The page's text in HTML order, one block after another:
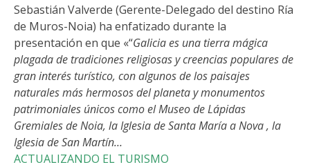
Sebastián Valverde (Gerente-Delegado del destino Ría
de Muros-Noia) ha enfatizado durante la
presentación en que «“Galicia es una tierra mágica
plagada de tradiciones religiosas y creencias populares de
gran interés turístico, con algunos de los paisajes
naturales más hermosos del planeta y monumentos
patrimoniales únicos como el Museo de Lápidas
Gremiales de Noia, la Iglesia de Santa María a Nova , la
Iglesia de San Martín…
ACTUALIZANDO EL TURISMO